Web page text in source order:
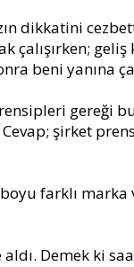
dikkatini
çalışırken;
beni yanına
gereği
şirket
boyu farklı
Demek ki